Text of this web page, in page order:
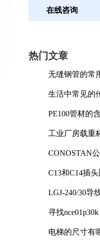
在线咨询
热门文章
无缝钢管的常
生活中常见的
PE100管材的
工业厂房载重
CONOSTAN
C13和C14插
LGJ-240/30导
寻找
电梯的尺寸有